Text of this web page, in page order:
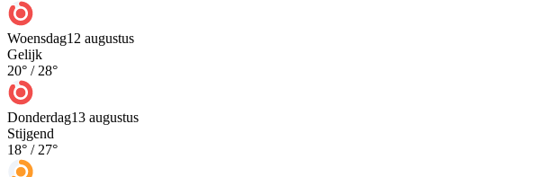
Woensdag12 augustus
Gelijk
20° / 28°
Donderdag13 augustus
Stijgend
18° / 27°